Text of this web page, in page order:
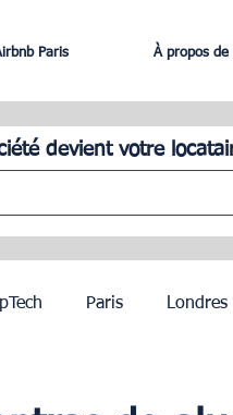
Paris À propos de
devient votre
Paris Londres